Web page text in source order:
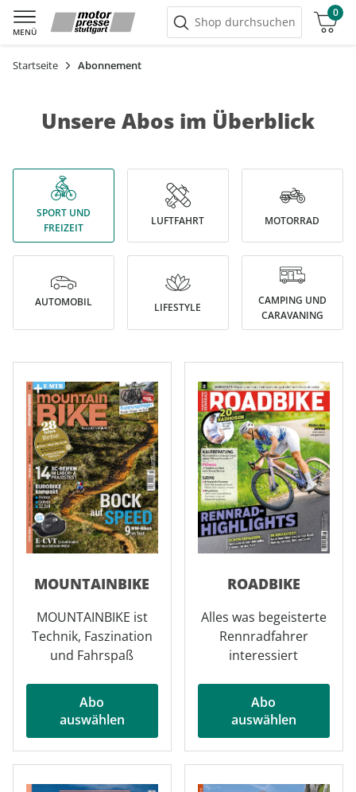
MENÜ
Shop durchsuchen
0
Warenkorb
Startseite Abonnement
Unsere Abos im Überblick
SPORT UND
FREIZEIT
LUFTFAHRT MOTORRAD
AUTOMOBIL LIFESTYLE
CAMPING UND
CARAVANING
MOUNTAINBIKE
MOUNTAINBIKE ist
Technik, Faszination
und Fahrspaß
Abo
auswählen
ROADBIKE
Alles was begeisterte
Rennradfahrer
interessiert
Abo
auswählen